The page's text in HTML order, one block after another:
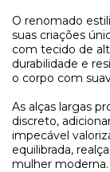
O renomado
suas criações
com tecido de
durabilidade e
o corpo com
As alças largas
discreto,
impecável
equilibrada,
mulher moderna.